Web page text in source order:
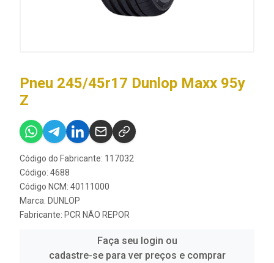
Pneu 245/45r17 Dunlop Maxx 95y
Z
Código do Fabricante: 117032
Código: 4688
Código NCM: 40111000
Marca: DUNLOP
Fabricante: PCR NÃO REPOR
Faça seu login ou
cadastre-se para ver preços e comprar